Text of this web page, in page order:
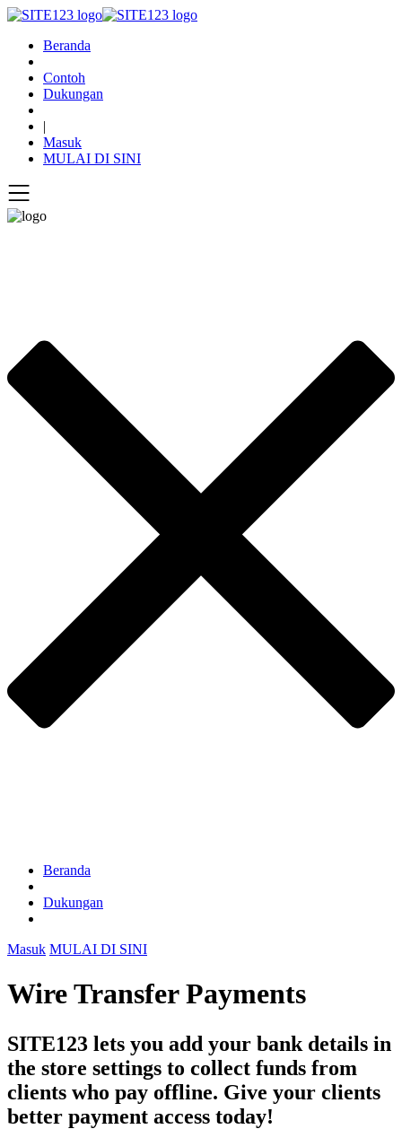
Beranda
Contoh
Dukungan
|
Masuk
MULAI DI SINI
Beranda
Dukungan
Masuk MULAI DI SINI
Wire Transfer Payments
SITE123 lets you add your bank details in
the store settings to collect funds from
clients who pay offline. Give your clients
better payment access today!